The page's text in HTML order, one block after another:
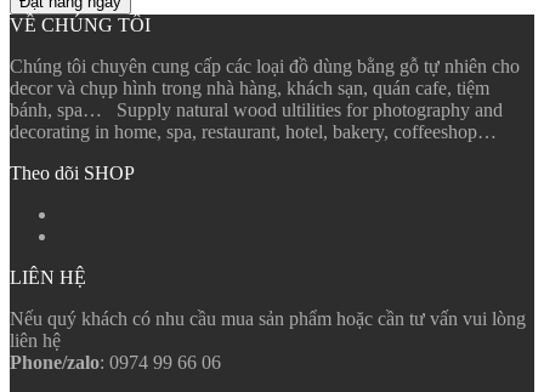
VỀ CHÚNG TÔI
Chúng tôi chuyên cung cấp các loại đồ dùng bằng gỗ tự nhiên cho
decor và chụp hình trong nhà hàng, khách sạn, quán cafe, tiệm
bánh, spa… Supply natural wood ultilities for photography and
decorating in home, spa, restaurant, hotel, bakery, coffeeshop…
Theo dõi SHOP
LIÊN HỆ
Nếu quý khách có nhu cầu mua sản phẩm hoặc cần tư vấn vui lòng
liên hệ
Phone/zalo: 0974 99 66 06